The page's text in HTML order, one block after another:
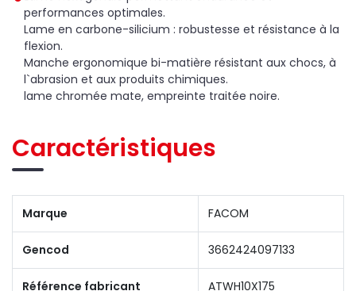
performances optimales.
Lame en carbone-silicium : robustesse et résistance à la
flexion.
Manche ergonomique bi-matière résistant aux chocs, à
l`abrasion et aux produits chimiques.
lame chromée mate, empreinte traitée noire.
Caractéristiques
Marque FACOM
Gencod 3662424097133
Référence fabricant ATWH10X175